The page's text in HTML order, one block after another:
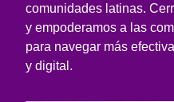
comunidades latinas.
y empoderamos a las
para navegar más
y digital.